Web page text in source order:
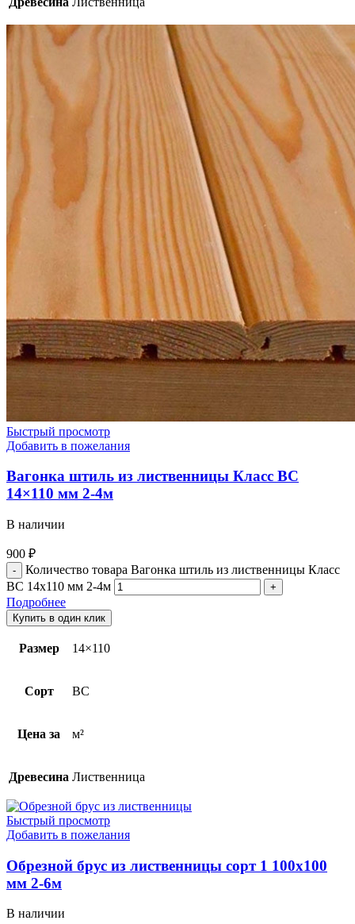
Быстрый просмотр
Добавить в пожелания
Вагонка штиль из лиственницы Класс BС
14×110 мм 2-4м
В наличии
900 ₽
Количество товара Вагонка штиль из лиственницы Класс
BС 14x110 мм 2-4м
Подробнее
Купить в один клик
Размер 14×110
Сорт ВС
Цена за м²
Древесина Лиственница
Быстрый просмотр
Добавить в пожелания
Обрезной брус из лиственницы сорт 1 100х100
мм 2-6м
В наличии